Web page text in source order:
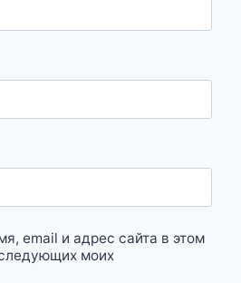
email и адрес сайта в этом
моих